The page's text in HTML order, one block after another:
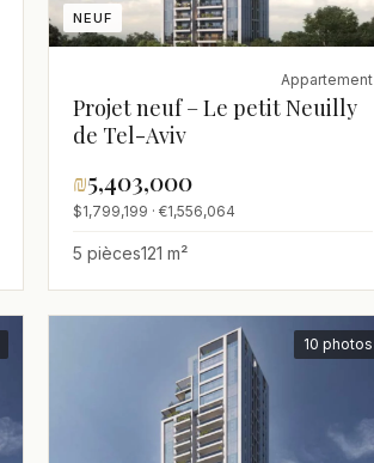
NEUF
Appartement
Projet neuf – Le petit Neuilly
de Tel-Aviv
₪5,403,000
$1,799,199 · €1,556,064
5 pièces121 m²
10 photos